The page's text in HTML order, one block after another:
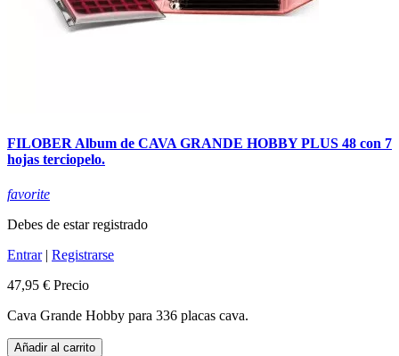
FILOBER Album de CAVA GRANDE HOBBY PLUS 48 con 7
hojas terciopelo.
favorite
Debes de estar registrado
Entrar| Registrarse
47,95 € Precio
Cava Grande Hobby para 336 placas cava.
Añadir al carrito